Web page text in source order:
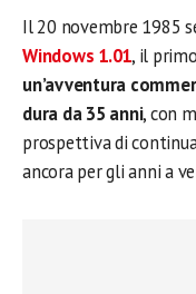
Il 20 novembre 1985
Windows 1.01, il
un’avventura
dura da 35 anni, con
prospettiva di
ancora per gli anni a